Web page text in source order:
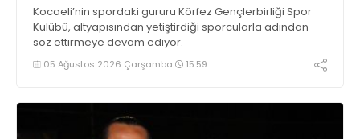
Kocaeli’nin spordaki gururu Körfez Gençlerbirliği Spor
Kulübü, altyapısından yetiştirdiği sporcularla adından
söz ettirmeye devam ediyor.
05 Ağustos 2026 Çarşamba 15:59